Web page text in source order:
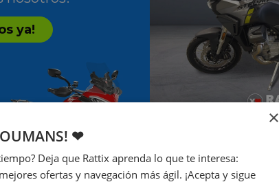
ya!
Abs
×
❤
Deja que Rattix aprenda lo que te interesa:
ofertas y navegación más ágil. ¡Acepta y sigue